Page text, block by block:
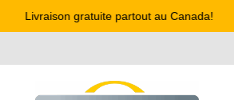
Livraison gratuite partout au Canada!